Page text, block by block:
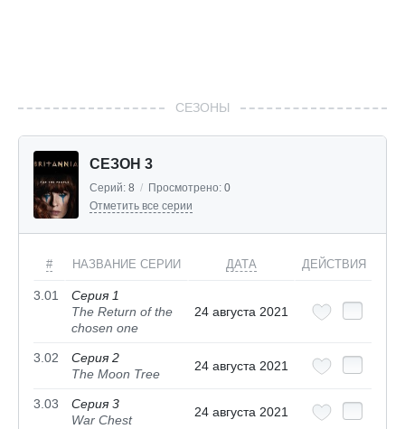
СЕЗОНЫ
СЕЗОН 3
Серий: 8 / Просмотрено: 0
Отметить все серии
# НАЗВАНИЕ СЕРИИ ДАТА ДЕЙСТВИЯ
3.01
Серия 1
The Return of the
chosen one
24 августа 2021
3.02
Серия 2
The Moon Tree
24 августа 2021
3.03
Серия 3
War Chest
24 августа 2021